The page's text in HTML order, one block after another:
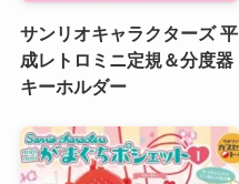
サンリオキャラクターズ 平
成レトロミニ定規＆分度器
キーホルダー